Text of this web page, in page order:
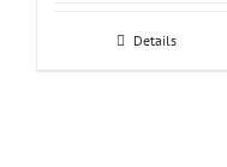
Details